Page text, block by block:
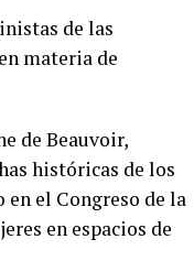
de las
materia de
de Beauvoir,
históricas de los
el Congreso de la
en espacios de